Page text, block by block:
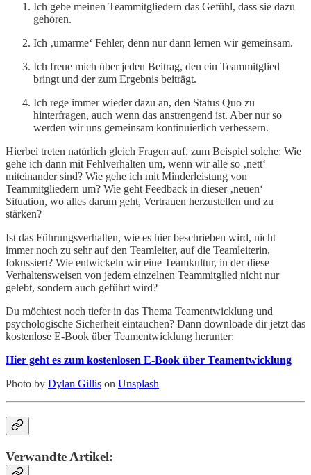
Ich gebe meinen Teammitgliedern das Gefühl, dass sie dazu
gehören.
Ich ‚umarme‘ Fehler, denn nur dann lernen wir gemeinsam.
Ich freue mich über jeden Beitrag, den ein Teammitglied
bringt und der zum Ergebnis beiträgt.
Ich rege immer wieder dazu an, den Status Quo zu
hinterfragen, auch wenn das anstrengend ist. Aber nur so
werden wir uns gemeinsam kontinuierlich verbessern.
Hierbei treten natürlich gleich Fragen auf, zum Beispiel solche: Wie
gehe ich dann mit Fehlverhalten um, wenn wir alle so ‚nett‘
miteinander sind? Wie gehe ich mit Minderleistung von
Teammitgliedern um? Wie geht Feedback in dieser ‚neuen‘
Situation, wo alles darum geht, Vertrauen herzustellen und zu
stärken?
Ist das Führungsverhalten, wie es hier beschrieben wird, nicht
immer noch zu sehr auf den Teamleiter, auf die Teamleiterin,
fokussiert? Wie entwickeln wir eine Teamkultur, in der diese
Verhaltensweisen von jedem einzelnen Teammitglied nicht nur
gelebt, sondern auch geführt wird?
Du möchtest noch tiefer in das Thema Teamentwicklung und
psychologische Sicherheit eintauchen? Dann downloade dir jetzt das
kostenlose E-Book über Teamentwicklung herunter:
Hier geht es zum kostenlosen E-Book über Teamentwicklung
Photo by Dylan Gillis on Unsplash
Verwandte Artikel: